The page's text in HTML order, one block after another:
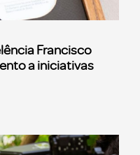
Francisco
a iniciativas